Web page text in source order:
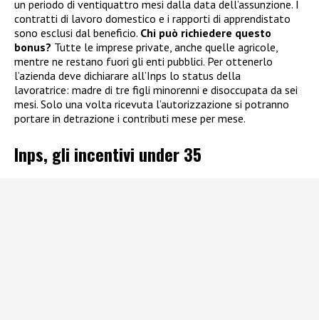
un periodo di ventiquattro mesi dalla data dell’assunzione. I
contratti di lavoro domestico e i rapporti di apprendistato
sono esclusi dal beneficio. Chi può richiedere questo
bonus? Tutte le imprese private, anche quelle agricole,
mentre ne restano fuori gli enti pubblici. Per ottenerlo
l’azienda deve dichiarare all’Inps lo status della
lavoratrice: madre di tre figli minorenni e disoccupata da sei
mesi. Solo una volta ricevuta l’autorizzazione si potranno
portare in detrazione i contributi mese per mese.
Inps, gli incentivi under 35